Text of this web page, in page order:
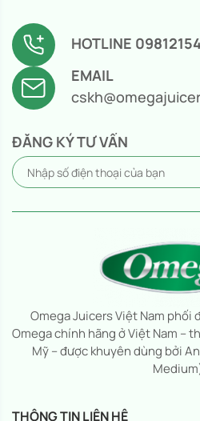
HOTLINE
EMAIL
ĐĂNG KÝ TƯ VẤN
Omega Juicers Việt Nam phối
Omega chính hãng ở Việt Nam –
Mỹ – được khuyên dùng bởi
THÔNG TIN LIÊN HỆ